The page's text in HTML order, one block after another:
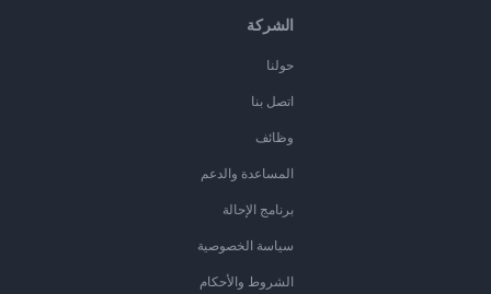
الشركة
حولنا
اتصل بنا
وظائف
المساعدة والدعم
برنامج الإحالة
سياسة الخصوصية
الشروط والأحكام